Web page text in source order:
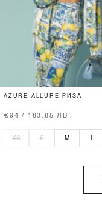
AZURE ALLURE РИЗА
€94 / 183.85 ЛВ.
XS S M